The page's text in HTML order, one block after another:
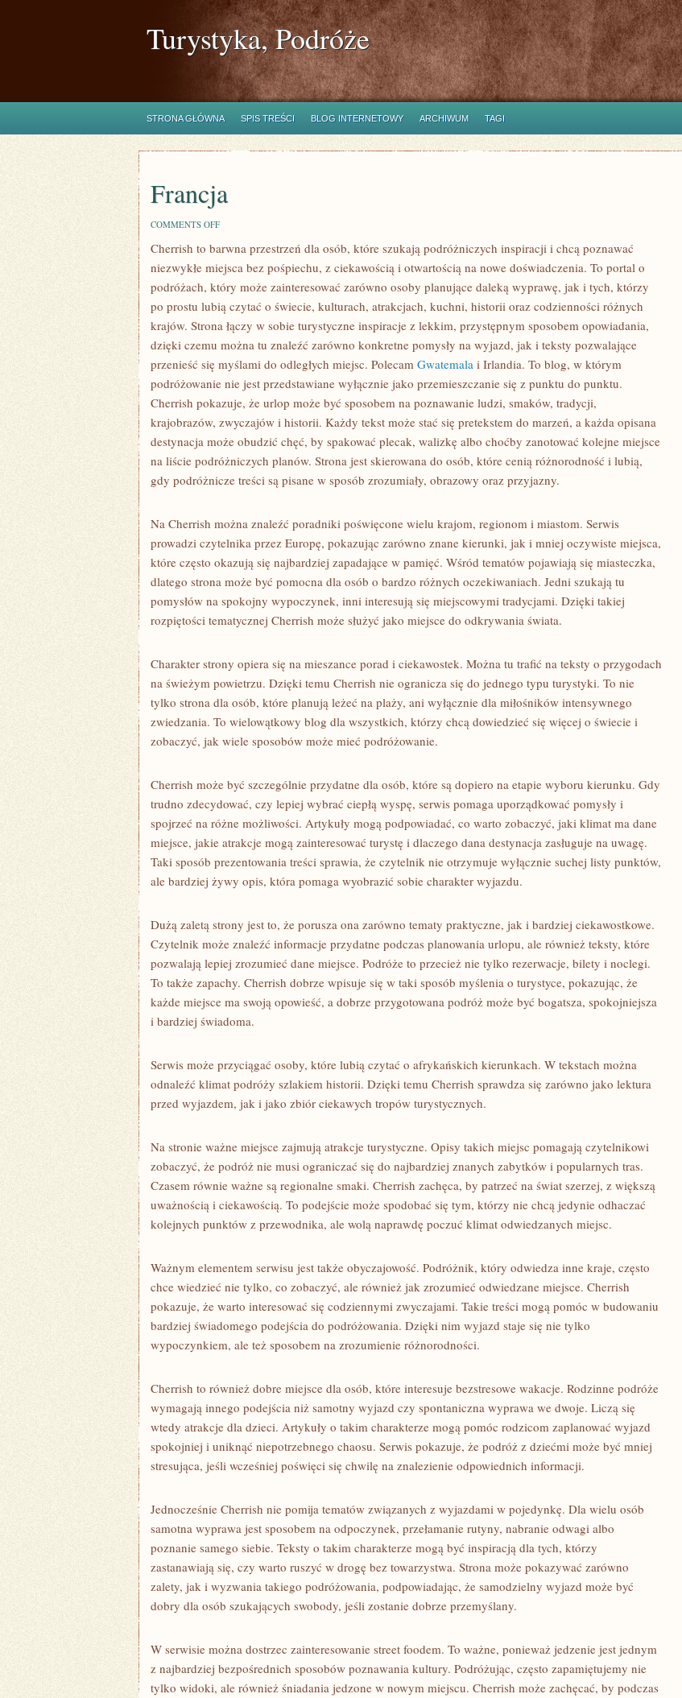
Turystyka, Podróże
STRONA GŁÓWNA SPIS TREŚCI BLOG INTERNETOWY ARCHIWUM TAGI
Francja
COMMENTS OFFON
Cherrish to barwna przestrzeń dla osób, które szukają podróżniczych inspiracji i chcą poznawać
niezwykłe miejsca bez pośpiechu, z ciekawością i otwartością na nowe doświadczenia. To portal o
podróżach, który może zainteresować zarówno osoby planujące daleką wyprawę, jak i tych, którzy
po prostu lubią czytać o świecie, kulturach, atrakcjach, kuchni, historii oraz codzienności różnych
krajów. Strona łączy w sobie turystyczne inspiracje z lekkim, przystępnym sposobem opowiadania,
dzięki czemu można tu znaleźć zarówno konkretne pomysły na wyjazd, jak i teksty pozwalające
przenieść się myślami do odległych miejsc. Polecam Gwatemala i Irlandia. To blog, w którym
podróżowanie nie jest przedstawiane wyłącznie jako przemieszczanie się z punktu do punktu.
Cherrish pokazuje, że urlop może być sposobem na poznawanie ludzi, smaków, tradycji,
krajobrazów, zwyczajów i historii. Każdy tekst może stać się pretekstem do marzeń, a każda opisana
destynacja może obudzić chęć, by spakować plecak, walizkę albo choćby zanotować kolejne miejsce
na liście podróżniczych planów. Strona jest skierowana do osób, które cenią różnorodność i lubią,
gdy podróżnicze treści są pisane w sposób zrozumiały, obrazowy oraz przyjazny.
Na Cherrish można znaleźć poradniki poświęcone wielu krajom, regionom i miastom. Serwis
prowadzi czytelnika przez Europę, pokazując zarówno znane kierunki, jak i mniej oczywiste miejsca,
które często okazują się najbardziej zapadające w pamięć. Wśród tematów pojawiają się miasteczka,
dlatego strona może być pomocna dla osób o bardzo różnych oczekiwaniach. Jedni szukają tu
pomysłów na spokojny wypoczynek, inni interesują się miejscowymi tradycjami. Dzięki takiej
rozpiętości tematycznej Cherrish może służyć jako miejsce do odkrywania świata.
Charakter strony opiera się na mieszance porad i ciekawostek. Można tu trafić na teksty o przygodach
na świeżym powietrzu. Dzięki temu Cherrish nie ogranicza się do jednego typu turystyki. To nie
tylko strona dla osób, które planują leżeć na plaży, ani wyłącznie dla miłośników intensywnego
zwiedzania. To wielowątkowy blog dla wszystkich, którzy chcą dowiedzieć się więcej o świecie i
zobaczyć, jak wiele sposobów może mieć podróżowanie.
Cherrish może być szczególnie przydatne dla osób, które są dopiero na etapie wyboru kierunku. Gdy
trudno zdecydować, czy lepiej wybrać ciepłą wyspę, serwis pomaga uporządkować pomysły i
spojrzeć na różne możliwości. Artykuły mogą podpowiadać, co warto zobaczyć, jaki klimat ma dane
miejsce, jakie atrakcje mogą zainteresować turystę i dlaczego dana destynacja zasługuje na uwagę.
Taki sposób prezentowania treści sprawia, że czytelnik nie otrzymuje wyłącznie suchej listy punktów,
ale bardziej żywy opis, która pomaga wyobrazić sobie charakter wyjazdu.
Dużą zaletą strony jest to, że porusza ona zarówno tematy praktyczne, jak i bardziej ciekawostkowe.
Czytelnik może znaleźć informacje przydatne podczas planowania urlopu, ale również teksty, które
pozwalają lepiej zrozumieć dane miejsce. Podróże to przecież nie tylko rezerwacje, bilety i noclegi.
To także zapachy. Cherrish dobrze wpisuje się w taki sposób myślenia o turystyce, pokazując, że
każde miejsce ma swoją opowieść, a dobrze przygotowana podróż może być bogatsza, spokojniejsza
i bardziej świadoma.
Serwis może przyciągać osoby, które lubią czytać o afrykańskich kierunkach. W tekstach można
odnaleźć klimat podróży szlakiem historii. Dzięki temu Cherrish sprawdza się zarówno jako lektura
przed wyjazdem, jak i jako zbiór ciekawych tropów turystycznych.
Na stronie ważne miejsce zajmują atrakcje turystyczne. Opisy takich miejsc pomagają czytelnikowi
zobaczyć, że podróż nie musi ograniczać się do najbardziej znanych zabytków i popularnych tras.
Czasem równie ważne są regionalne smaki. Cherrish zachęca, by patrzeć na świat szerzej, z większą
uważnością i ciekawością. To podejście może spodobać się tym, którzy nie chcą jedynie odhaczać
kolejnych punktów z przewodnika, ale wolą naprawdę poczuć klimat odwiedzanych miejsc.
Ważnym elementem serwisu jest także obyczajowość. Podróżnik, który odwiedza inne kraje, często
chce wiedzieć nie tylko, co zobaczyć, ale również jak zrozumieć odwiedzane miejsce. Cherrish
pokazuje, że warto interesować się codziennymi zwyczajami. Takie treści mogą pomóc w budowaniu
bardziej świadomego podejścia do podróżowania. Dzięki nim wyjazd staje się nie tylko
wypoczynkiem, ale też sposobem na zrozumienie różnorodności.
Cherrish to również dobre miejsce dla osób, które interesuje bezstresowe wakacje. Rodzinne podróże
wymagają innego podejścia niż samotny wyjazd czy spontaniczna wyprawa we dwoje. Liczą się
wtedy atrakcje dla dzieci. Artykuły o takim charakterze mogą pomóc rodzicom zaplanować wyjazd
spokojniej i uniknąć niepotrzebnego chaosu. Serwis pokazuje, że podróż z dziećmi może być mniej
stresująca, jeśli wcześniej poświęci się chwilę na znalezienie odpowiednich informacji.
Jednocześnie Cherrish nie pomija tematów związanych z wyjazdami w pojedynkę. Dla wielu osób
samotna wyprawa jest sposobem na odpoczynek, przełamanie rutyny, nabranie odwagi albo
poznanie samego siebie. Teksty o takim charakterze mogą być inspiracją dla tych, którzy
zastanawiają się, czy warto ruszyć w drogę bez towarzystwa. Strona może pokazywać zarówno
zalety, jak i wyzwania takiego podróżowania, podpowiadając, że samodzielny wyjazd może być
dobry dla osób szukających swobody, jeśli zostanie dobrze przemyślany.
W serwisie można dostrzec zainteresowanie street foodem. To ważne, ponieważ jedzenie jest jednym
z najbardziej bezpośrednich sposobów poznawania kultury. Podróżując, często zapamiętujemy nie
tylko widoki, ale również śniadania jedzone w nowym miejscu. Cherrish może zachęcać, by podczas